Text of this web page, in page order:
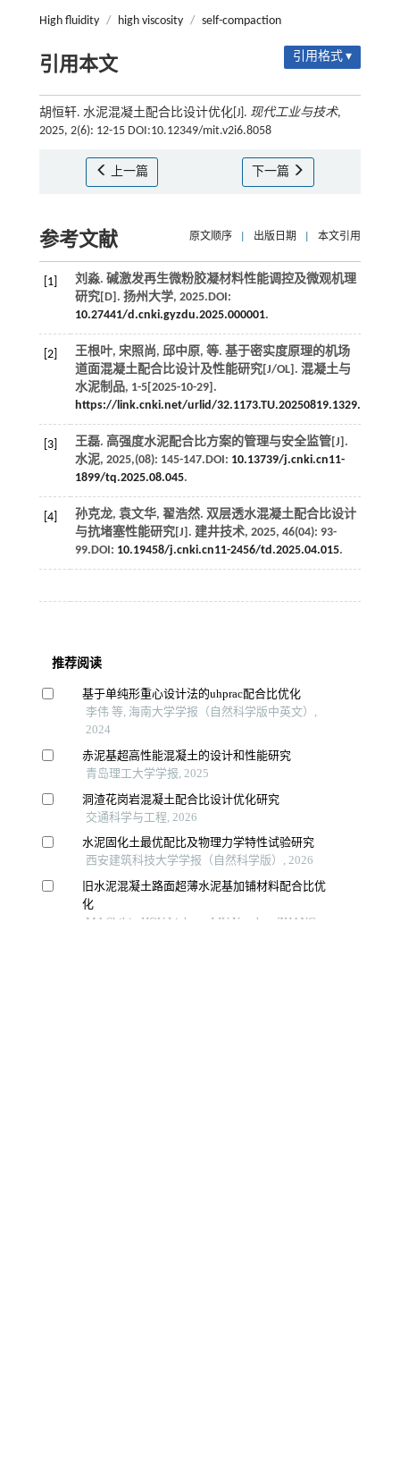
High fluidity / high viscosity / self-compaction
引用本文 引用格式 ▾
胡恒轩. 水泥混凝土配合比设计优化[J]. 现代工业与技术,
2025, 2(6): 12-15 DOI:10.12349/mit.v2i6.8058
上一篇 下一篇
参考文献 原文顺序 出版日期 本文引用
[1]
刘淼. 碱激发再生微粉胶凝材料性能调控及微观机理
研究[D]. 扬州大学, 2025.DOI:
10.27441/d.cnki.gyzdu.2025.000001.
[2] 王根叶, 宋照尚, 邱中原, 等. 基于密实度原理的机场
道面混凝土配合比设计及性能研究[J/OL]. 混凝土与
水泥制品, 1-5[2025-10-29].
https://link.cnki.net/urlid/32.1173.TU.20250819.1329.009
[3]
王磊. 高强度水泥配合比方案的管理与安全监管[J].
水泥, 2025,(08): 145-147.DOI: 10.13739/j.cnki.cn11-
1899/tq.2025.08.045.
[4]
孙克龙, 袁文华, 翟浩然. 双层透水混凝土配合比设计
与抗堵塞性能研究[J]. 建井技术, 2025, 46(04): 93-
99.DOI: 10.19458/j.cnki.cn11-2456/td.2025.04.015.